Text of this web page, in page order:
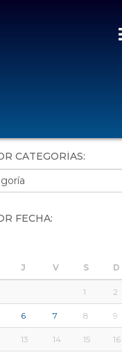
CATEGORÍAS:
FECHA:
J V S D
1 2
6 7 8 9
13 14 15 16